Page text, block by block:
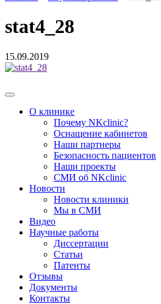
stat4_28
15.09.2019
О клинике
Почему NKclinic?
Оснащение кабинетов
Наши партнеры
Безопасность пациентов
Наши проекты
СМИ об NKclinic
Новости
Новости клиники
Мы в СМИ
Видео
Научные работы
Диссертации
Статьи
Патенты
Отзывы
Документы
Контакты